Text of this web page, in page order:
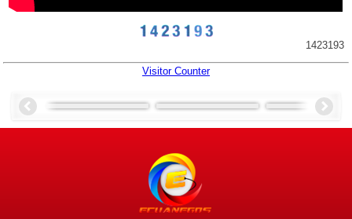
1423193
Visitor Counter